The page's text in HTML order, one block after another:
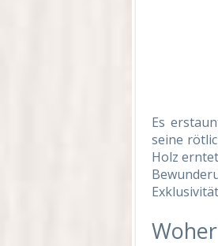
Es
seine
Holz